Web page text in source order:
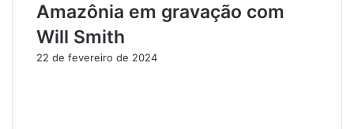
t
Amazônia em gravação com
Will Smith
22 de fevereiro de 2024